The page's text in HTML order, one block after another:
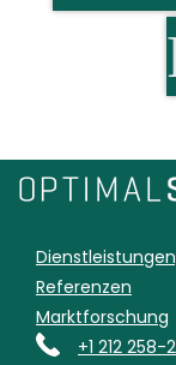
Referenzen
Marktforschung
+1 212 258-